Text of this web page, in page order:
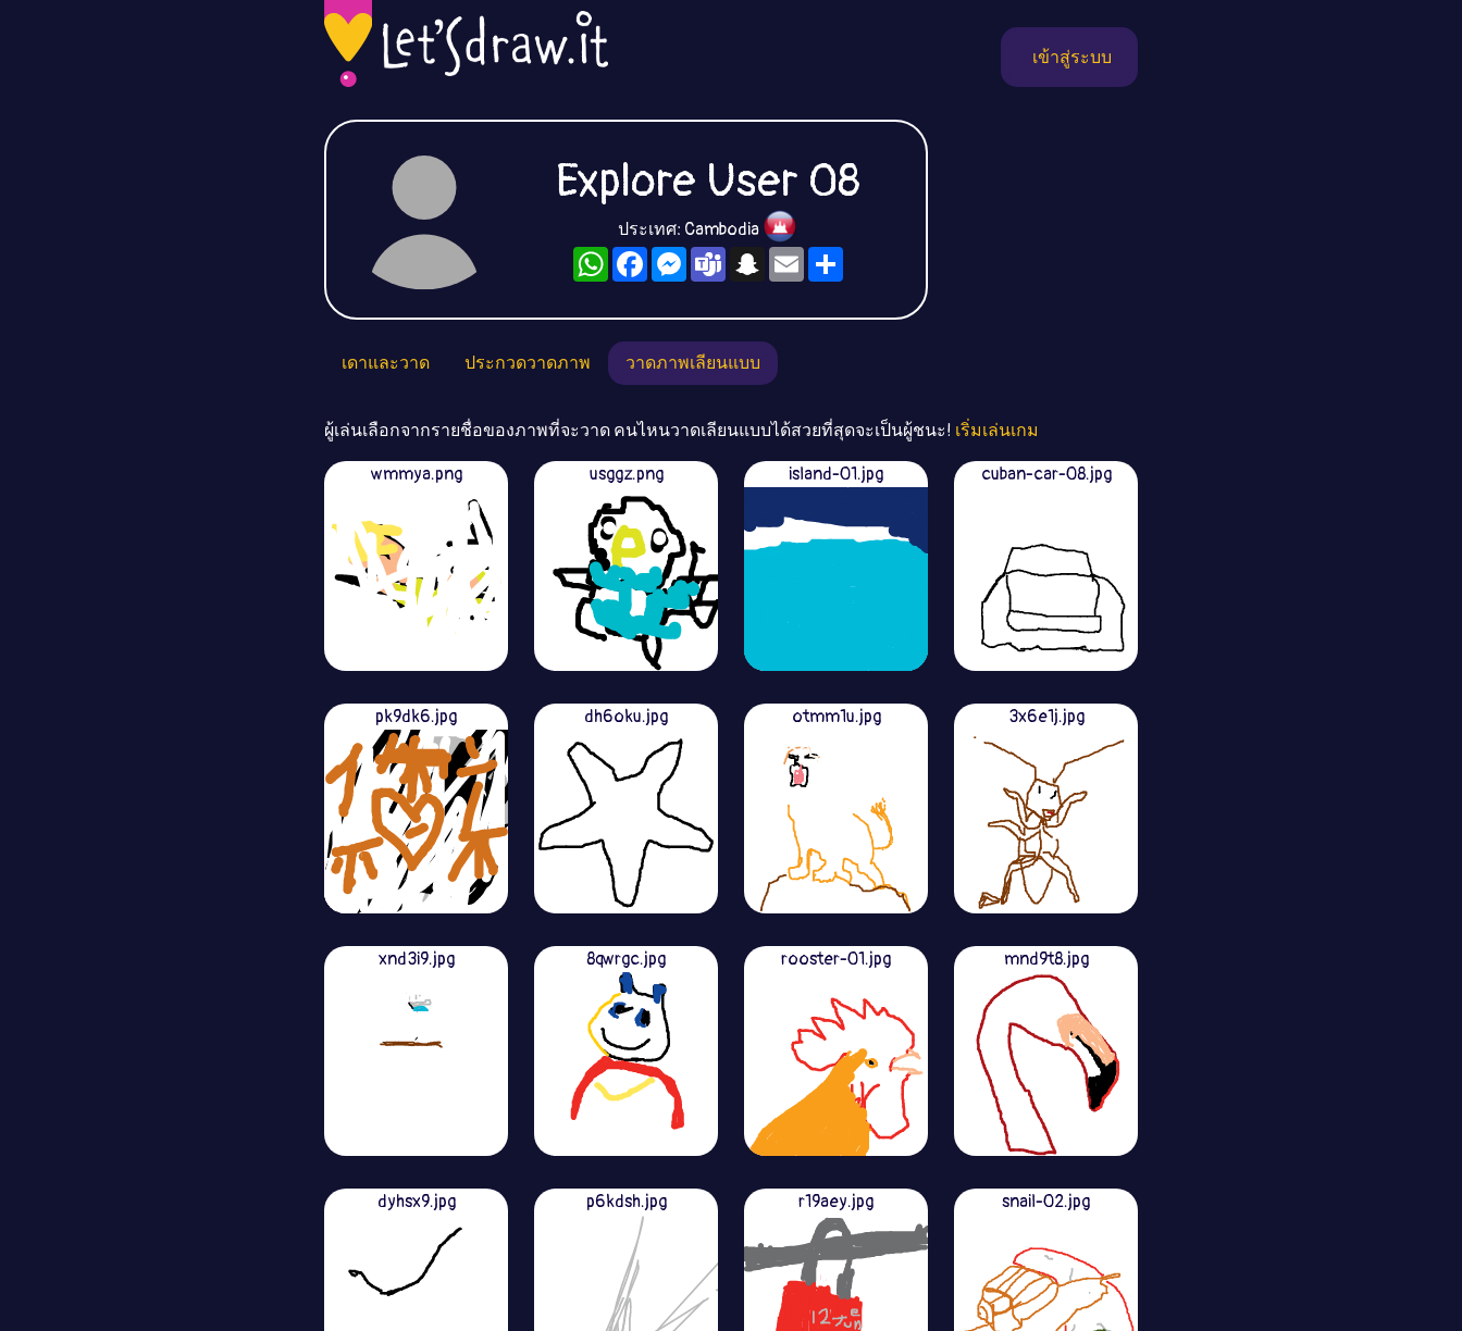
เข้าสู่ระบบ
Explore User 08
ประเทศ: Cambodia
WhatsAppFacebookMessenger
TeamsSnapchat
EmailShare
เดาและวาด ประกวดวาดภาพ วาดภาพเลียนแบบ
ผู้เล่นเลือกจากรายชื่อของภาพที่จะวาด คนไหนวาดเลียนแบบได้สวยที่สุดจะเป็นผู้ชนะ! เริ่มเล่นเกม
wmmya.png
usggz.png island-01.jpg cuban-car-08.jpg
pk9dk6.jpg dh6oku.jpg otmm1u.jpg 3x6e1j.jpg
xnd3i9.jpg 8qwrgc.jpg rooster-01.jpg mnd9t8.jpg
dyhsx9.jpg p6kdsh.jpg r19aey.jpg snail-02.jpg